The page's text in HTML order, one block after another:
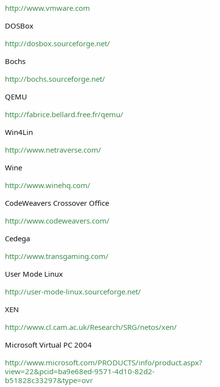
http://www.vmware.com
DOSBox
http://dosbox.sourceforge.net/
Bochs
http://bochs.sourceforge.net/
QEMU
http://fabrice.bellard.free.fr/qemu/
Win4Lin
http://www.netraverse.com/
Wine
http://www.winehq.com/
CodeWeavers Crossover Office
http://www.codeweavers.com/
Cedega
http://www.transgaming.com/
User Mode Linux
http://user-mode-linux.sourceforge.net/
XEN
http://www.cl.cam.ac.uk/Research/SRG/netos/xen/
Microsoft Virtual PC 2004
http://www.microsoft.com/PRODUCTS/info/product.aspx?
view=22&pcid=ba9e68ed-9571-4d10-82d2-
b51828c33297&type=ovr